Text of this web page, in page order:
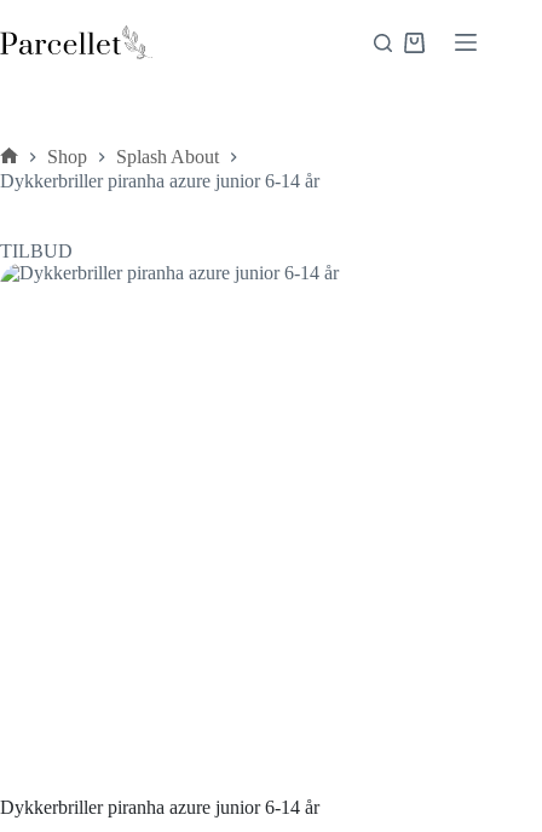
til
indhold
Indkøbskurv
Forside
Shop
Splash About
Dykkerbriller piranha azure junior 6-14 år
TILBUD
Dykkerbriller piranha azure junior 6-14 år